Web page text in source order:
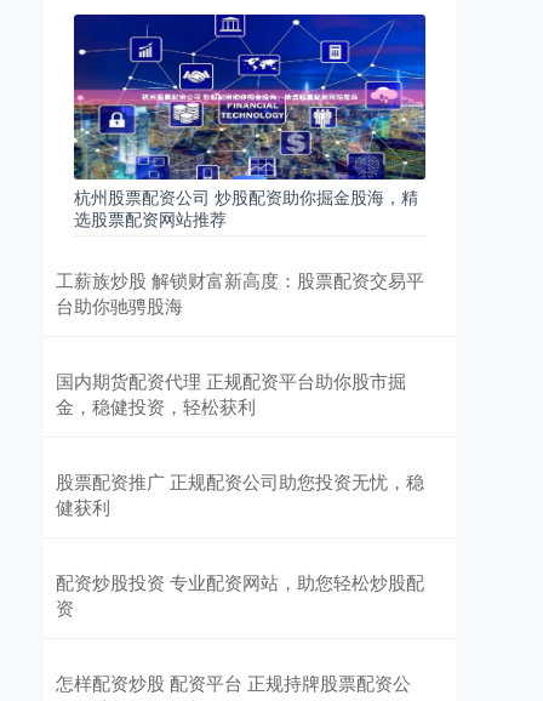
杭州股票配资公司 炒股配资助你掘金股海，精
选股票配资网站推荐
工薪族炒股 解锁财富新高度：股票配资交易平
台助你驰骋股海
国内期货配资代理 正规配资平台助你股市掘
金，稳健投资，轻松获利
股票配资推广 正规配资公司助您投资无忧，稳
健获利
配资炒股投资 专业配资网站，助您轻松炒股配
资
怎样配资炒股 配资平台 正规持牌股票配资公